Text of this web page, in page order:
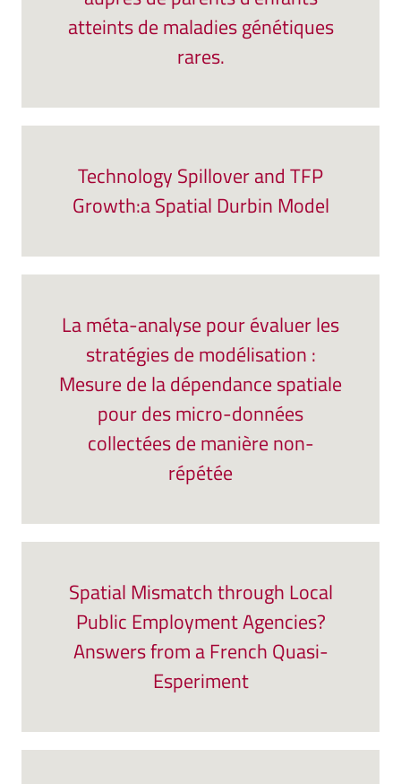
atteints de maladies génétiques
rares.
Technology Spillover and TFP
Growth:a Spatial Durbin Model
La méta-analyse pour évaluer les
stratégies de modélisation :
Mesure de la dépendance spatiale
pour des micro-données
collectées de manière non-
répétée
Spatial Mismatch through Local
Public Employment Agencies?
Answers from a French Quasi-
Esperiment